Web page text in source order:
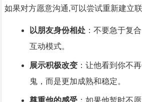
如果对方愿意沟通,可以尝试重新建立
以朋友身份相处：不要急于复
互动模式。
展示积极改变：让他看到你不
鬼，而是更加成熟和稳定。